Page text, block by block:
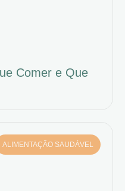
Comer e Que
ALIMENTAÇÃO SAUDÁVEL